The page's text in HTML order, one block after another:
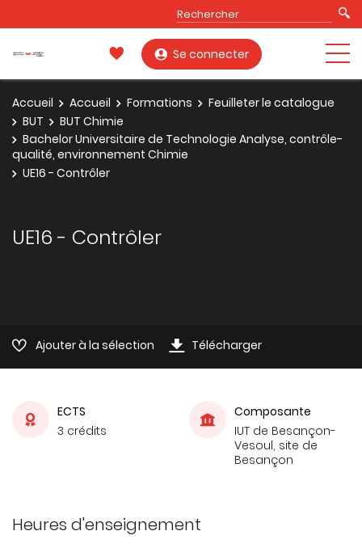
Se connecter
Accueil Accueil Formations
Feuilleter le catalogue
BUT
BUT Chimie
Bachelor Universitaire de Technologie Analyse, contrôle-
qualité, environnement Chimie
UE16 - Contrôler
UE16 - Contrôler
Ajouter à la sélection Télécharger
ECTS
3 crédits
Composante
IUT de Besançon-
Vesoul, site de
Besançon
Heures d'enseignement